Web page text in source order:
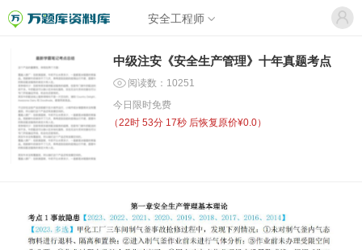
安全工程师
中级注安《安全生产管理》十年真题考点
阅读数：10251
今日限时免费
（22时 53分 16秒 后恢复原价¥0.0）